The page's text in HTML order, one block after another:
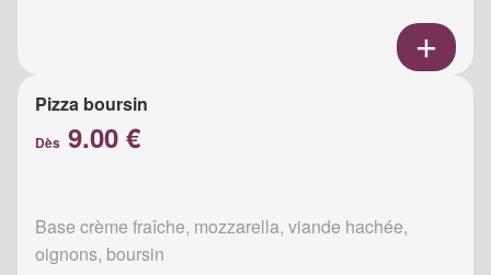
Pizza boursin
Dès 9.00 €
Base crème fraîche, mozzarella, viande hachée,
oignons, boursin